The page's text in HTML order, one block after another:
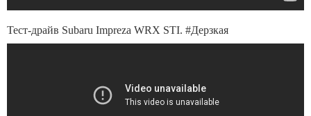
Тест-драйв Subaru Impreza WRX STI. #Дерзкая